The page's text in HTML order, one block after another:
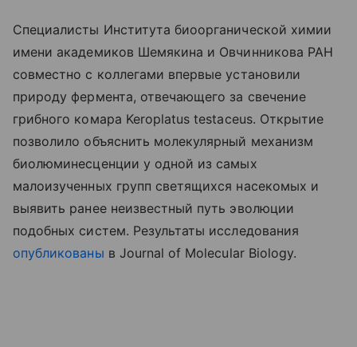
Специалисты Института биоорганической химии
имени академиков Шемякина и Овчинникова РАН
совместно с коллегами впервые установили
природу фермента, отвечающего за свечение
грибного комара Keroplatus testaceus. Открытие
позволило объяснить молекулярный механизм
биолюминесценции у одной из самых
малоизученных групп светящихся насекомых и
выявить ранее неизвестный путь эволюции
подобных систем. Результаты исследования
опубликованы в Journal of Molecular Biology.